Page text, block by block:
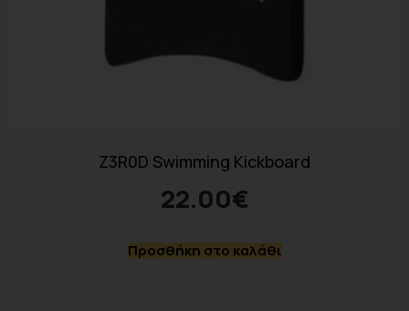
Z3R0D Swimming Kickboard
22.00€
Προσθήκη στο καλάθι